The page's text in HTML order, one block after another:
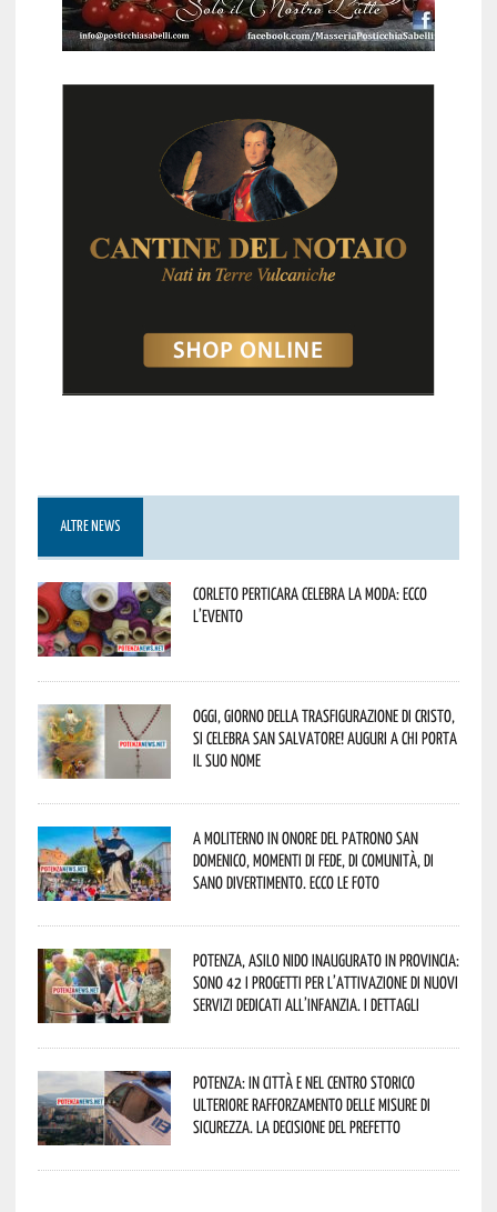
ALTRE NEWS
Corleto Perticara celebra la moda: ecco
l’evento
Oggi, giorno della Trasfigurazione di Cristo,
si celebra San Salvatore! Auguri a chi porta
il suo nome
A Moliterno in onore del Patrono San
Domenico, momenti di fede, di comunità, di
sano divertimento. Ecco le foto
Potenza, asilo nido inaugurato in provincia:
sono 42 i progetti per l’attivazione di nuovi
servizi dedicati all’infanzia. I dettagli
Potenza: in città e nel centro storico
ulteriore rafforzamento delle misure di
sicurezza. La decisione del Prefetto